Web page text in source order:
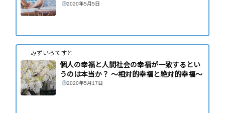
2020年5月5日
みずいろてすと
個人の幸福と人間社会の幸福が一致するとい
うのは本当か？ 〜相対的幸福と絶対的幸福〜
2020年5月17日